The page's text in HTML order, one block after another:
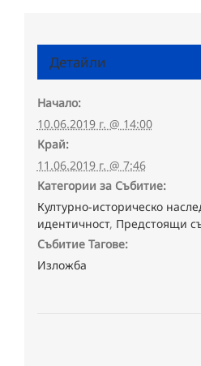
Детайли
Начало:
10.06.2019 г. @ 14:00
Край:
11.06.2019 г. @ 7:46
Категории за Събитие:
Културно-историческо
идентичност, Предстоящи
Събитие Тагове:
Изложба